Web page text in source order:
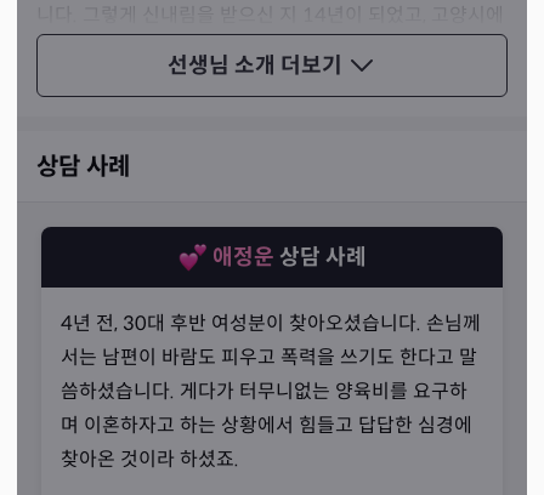
선생님 소개 더보기
서 13년 넘게 활동하시다가 파주로 온 지는 6개월이 되셨
상담 사례
애정운 상담 사례
4년 전, 30대 후반 여성분이 찾아오셨습니다. 손님께
서는 남편이 바람도 피우고 폭력을 쓰기도 한다고 말
씀하셨습니다. 게다가 터무니없는 양육비를 요구하
며 이혼하자고 하는 상황에서 힘들고 답답한 심경에
찾아온 것이라 하셨죠.